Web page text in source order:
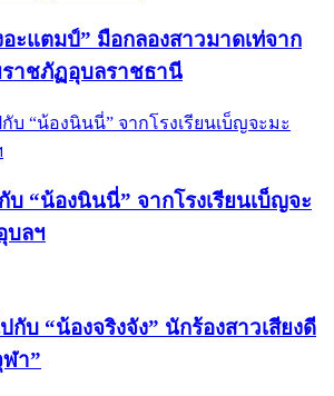
ะแตมป์” มือกลองสาวมาดเท่จาก
าชภัฏอุบลราชธานี
บ “น้องนินนี่” จากโรงเรียนเบ็ญจะ
บลฯ
กับ “น้องจริงจัง” นักร้องสาวเสียงดี
า”